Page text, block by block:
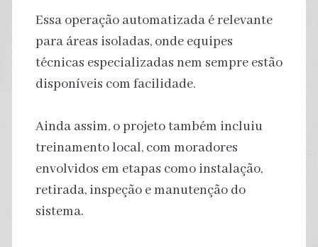
Essa operação automatizada é relevante
para áreas isoladas, onde equipes
técnicas especializadas nem sempre estão
disponíveis com facilidade.
Ainda assim, o projeto também incluiu
treinamento local, com moradores
envolvidos em etapas como instalação,
retirada, inspeção e manutenção do
sistema.